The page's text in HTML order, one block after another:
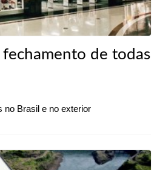
fechamento de todas
no Brasil e no exterior